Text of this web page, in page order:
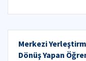
Merkezi
Dönüş Yapan